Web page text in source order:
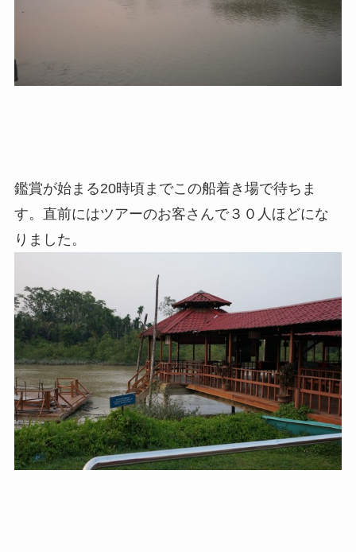
鑑賞が始まる20時頃までこの船着き場で待ちま
す。直前にはツアーのお客さんで３０人ほどにな
りました。